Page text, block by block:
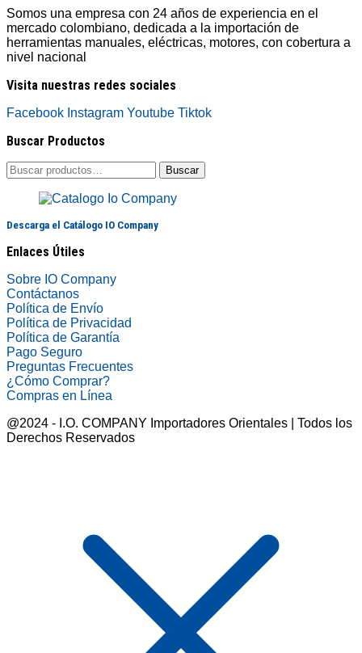
Somos una empresa con 24 años de experiencia en el
mercado colombiano, dedicada a la importación de
herramientas manuales, eléctricas, motores, con cobertura a
nivel nacional
Visita nuestras redes sociales
Facebook Instagram Youtube Tiktok
Buscar Productos
Buscar
por:
Buscar
Descarga el Catálogo IO Company
Enlaces Útiles
Sobre IO Company
Contáctanos
Política de Envío
Política de Privacidad
Política de Garantía
Pago Seguro
Preguntas Frecuentes
¿Cómo Comprar?
Compras en Línea
@2024 - I.O. COMPANY Importadores Orientales | Todos los
Derechos Reservados